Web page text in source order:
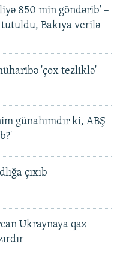
850 min göndərib' –
Bakıya verilə
'çox tezliklə'
günahımdır ki, ABŞ
çıxıb
Ukraynaya qaz